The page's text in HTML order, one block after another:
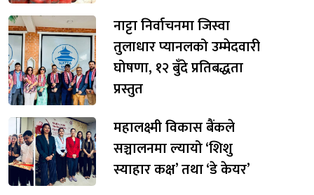
नाट्टा निर्वाचनमा जिस्वा
तुलाधार प्यानलको उम्मेदवारी
घोषणा, १२ बुँदे प्रतिबद्धता
प्रस्तुत
महालक्ष्मी विकास बैंकले
सञ्चालनमा ल्यायो ‘शिशु
स्याहार कक्ष’ तथा ‘डे केयर’